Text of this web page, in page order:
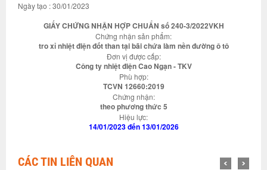
Ngày tạo : 30/01/2023
GIẤY CHỨNG NHẬN HỢP CHUẨN số 240-3/2022VKH
Chứng nhận sản phẩm:
tro xỉ nhiệt điện đốt than tại bãi chứa làm nền đường ô tô
Đơn vị được cấp:
Công ty nhiệt điện Cao Ngạn - TKV
Phù hợp:
TCVN 12660:2019
Chứng nhận:
theo phương thức 5
Hiệu lực:
14/01/2023 đến 13/01/2026
CÁC TIN LIÊN QUAN